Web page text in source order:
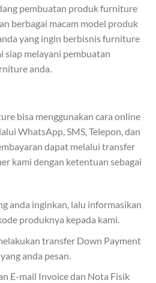
pembuatan produk furniture
berbagai macam model produk
yang ingin berbisnis furniture
siap melayani pembuatan
anda.
bisa menggunakan cara online
WhatsApp, SMS, Telepon, dan
dapat melalui transfer
kami dengan ketentuan sebagai
anda inginkan, lalu informasikan
produknya kepada kami.
transfer Down Payment
anda pesan.
E-mail Invoice dan Nota Fisik